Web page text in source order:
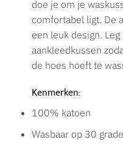
doe je om je
comfortabel ligt. De
een leuk design. Leg
aankleedkussen
de hoes hoeft te
Kenmerken:
100% katoen
Wasbaar op 30